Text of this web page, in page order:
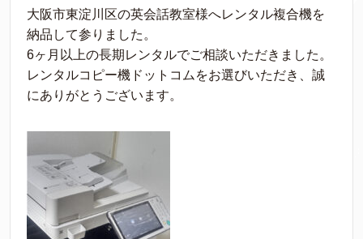
大阪市東淀川区の英会話教室様へレンタル複合機を
納品して参りました。
6ヶ月以上の長期レンタルでご相談いただきました。
レンタルコピー機ドットコムをお選びいただき、誠
にありがとうございます。